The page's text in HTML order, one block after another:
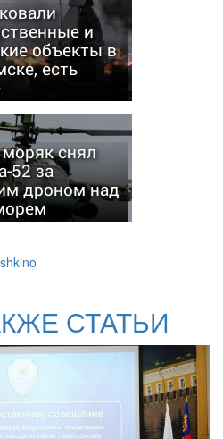
и
объекты в
есть
снял
52 за
дроном над
СТАТЬИ